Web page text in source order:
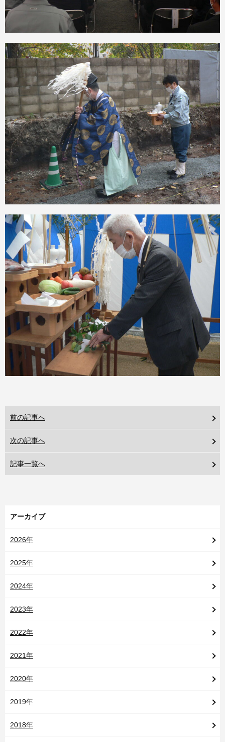
前の記事へ
次の記事へ
記事一覧へ
アーカイブ
2026年
2025年
2024年
2023年
2022年
2021年
2020年
2019年
2018年